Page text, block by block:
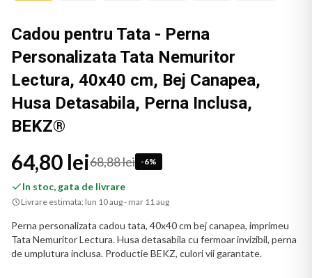
Cadou pentru Tata - Perna
Personalizata Tata Nemuritor
Lectura, 40x40 cm, Bej Canapea,
Husa Detasabila, Perna Inclusa,
BEKZ®
64,80 lei68,88 lei -6%
In stoc, gata de livrare
Livrare estimata: lun 10 aug - mar 11 aug
Perna personalizata cadou tata, 40x40 cm bej canapea, imprimeu
Tata Nemuritor Lectura. Husa detasabila cu fermoar invizibil, perna
de umplutura inclusa. Productie BEKZ, culori vii garantate.